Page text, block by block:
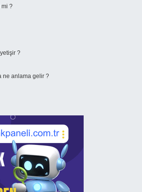
mi ?
?
ne anlama gelir ?